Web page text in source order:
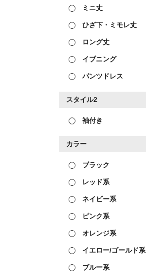
ミニ丈
ひざ下・ミモレ丈
ロング丈
イブニング
パンツドレス
スタイル2
袖付き
カラー
ブラック
レッド系
ネイビー系
ピンク系
オレンジ系
イエロー/ゴールド系
ブルー系